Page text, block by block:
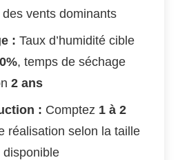
des vents dominants
: Taux d’humidité cible
, temps de séchage
2 ans
: Comptez 1 à 2
réalisation selon la taille
disponible